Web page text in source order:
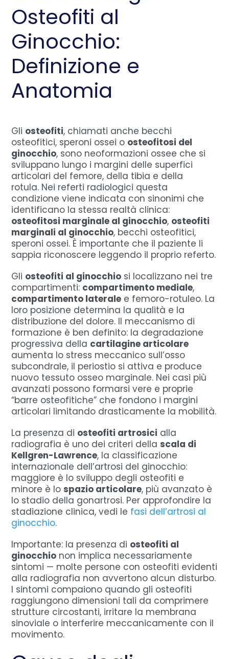
Osteofiti al
Ginocchio:
Definizione e
Anatomia
Gli osteofiti, chiamati anche becchi
osteofitici, speroni ossei o osteofitosi del
ginocchio, sono neoformazioni ossee che si
sviluppano lungo i margini delle superfici
articolari del femore, della tibia e della
rotula. Nei referti radiologici questa
condizione viene indicata con sinonimi che
identificano la stessa realtà clinica:
osteofitosi marginale al ginocchio, osteofiti
marginali al ginocchio, becchi osteofitici,
speroni ossei. È importante che il paziente li
sappia riconoscere leggendo il proprio referto.
Gli osteofiti al ginocchio si localizzano nei tre
compartimenti: compartimento mediale,
compartimento laterale e femoro-rotuleo. La
loro posizione determina la qualità e la
distribuzione del dolore. Il meccanismo di
formazione è ben definito: la degradazione
progressiva della cartilagine articolare
aumenta lo stress meccanico sull’osso
subcondrale, il periostio si attiva e produce
nuovo tessuto osseo marginale. Nei casi più
avanzati possono formarsi vere e proprie
“barre osteofitiche” che fondono i margini
articolari limitando drasticamente la mobilità.
La presenza di osteofiti artrosici alla
radiografia è uno dei criteri dellascala di
Kellgren-Lawrence, la classificazione
internazionale dell’artrosi del ginocchio:
maggiore è lo sviluppo degli osteofiti e
minore è lospazio articolare, più avanzato è
lo stadio della gonartrosi. Per approfondire la
stadiazione clinica, vedi le fasi dell’artrosi al
ginocchio.
Importante: la presenza di osteofiti al
ginocchio non implica necessariamente
sintomi — molte persone con osteofiti evidenti
alla radiografia non avvertono alcun disturbo.
I sintomi compaiono quando gli osteofiti
raggiungono dimensioni tali da comprimere
strutture circostanti, irritare la membrana
sinoviale o interferire meccanicamente con il
movimento.